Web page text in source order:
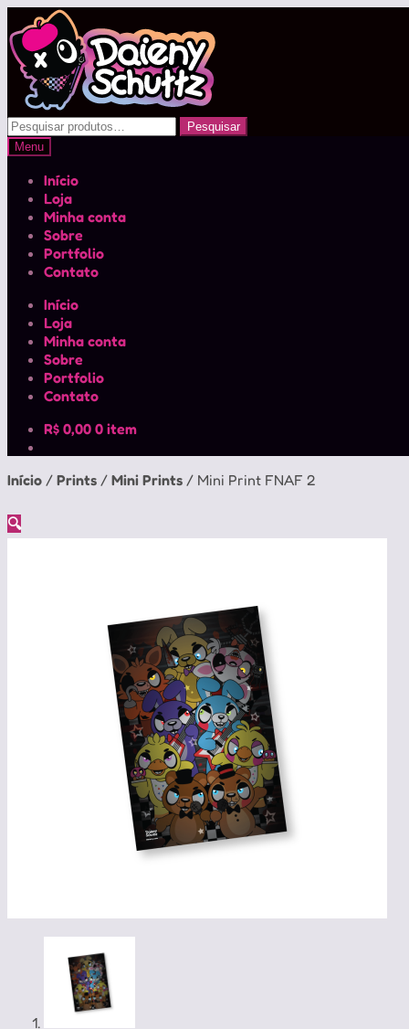
Pular
para
navegação
Pular
para
o
conteúdo
Pesquisar
por:
Pesquisar
Menu
Início
Loja
Minha conta
Sobre
Portfolio
Contato
Início
Loja
Minha conta
Sobre
Portfolio
Contato
R$ 0,00 0 item
Início / Prints / Mini Prints / Mini Print FNAF 2
🔍